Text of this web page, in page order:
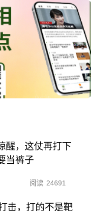
醒，这仗再打下
当裤子
阅读 24691
击，打的不是靶